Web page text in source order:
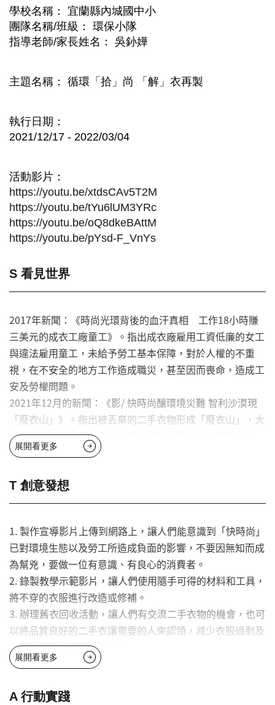
學校名稱
宜蘭縣內城國中小
團隊名稱/班級
環保小隊
指導老師/家長姓名
吳釥嬅
主題名稱 循環「拾」尚 「解」衣再製
執行日期
2021/12/17 - 2022/03/04
活動影片
https://youtu.be/xtdsCAv5T2M
https://youtu.be/tYu6lUM3YRc
https://youtu.be/oQ8dkeBAttM
https://youtu.be/pYsd-F_VnYs
S 看見世界
2017年新聞：《時尚光環背後的血汗真相 工作18小時賺
三美元的成衣工廠童工》。指出成衣廠雇用工資低廉的女工
與違法雇用童工，未給予勞工基本保障，對於人權的不重
視，在不安全的地方工作造成職災，甚至因而喪命，造成工
安及勞權問題。
2021年12月的新聞：《影/ 快時尚釀環境災難 智利沙漠現
「廢衣山」》。指出被丟棄的二手衣物形成「廢衣山」，大
多無法被生物分解而對生態造成嚴種影響，例如廢棄衣物、
鞋帽會釋放出有害物質，進入空氣或是下水道中。染整合成
要被生物分解需達200年。根據報告2000~2014年光是生產
衣飾品的用水量就佔了全球20%，平均製造一件牛仔褲要消
界排出量的8%以上，平均每秒鐘燒掉一台垃圾車量的廢棄
衣物。以上，還不包含「快時尚」氾濫的消費主義為社會帶
來的影響，包含勞工薪資過低以及雇用童工等，所造成的工
安及勞權問題。
展開看更多
T 創意發想
1. 製作宣導影片上傳到網路上，讓人們能意識到「快時尚」
已對環境生態以及勞工所造成負面的影響，不要因無知而成
為幫兇，要做一位有意識、有良心的消費者。
2. 錄製教學示範影片，讓人們使用隨手可得的材料和工具，
將不穿的衣服進行改造或修補。
3. 辦理舊衣回收活動，讓人們有交流二手衣物的機會，也可
以將品質良好的二手衣讓需要的人來認領，減少衣服過剩及
浪費的問題，而且還很環保。
4. 推廣「環保、永續」的綠色時尚理念，例如：使用天然染
的衣物等。讓更多人能用行動改善時尚產業最底層的勞工及
展開看更多
A 行動實踐